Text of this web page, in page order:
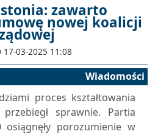
zawarto
nowej koalicji
17-03-2025 11:08
Wiadomości
proces kształtowania
sprawnie. Partia
porozumienie w